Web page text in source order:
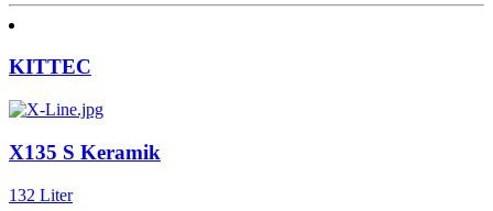
KITTEC
X135 S Keramik
132 Liter